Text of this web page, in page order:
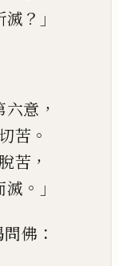
滅 ？」
六意 ，
苦 。
苦 ，
滅 。」
問佛 ：